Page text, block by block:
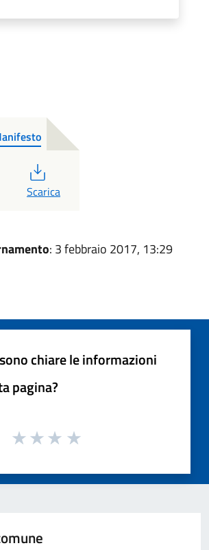
PDF
Scarica
: 3 febbraio 2017, 13:29
chiare le informazioni
pagina?